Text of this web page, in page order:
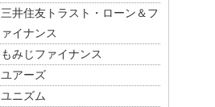
三井住友トラスト・ローン＆フ
ァイナンス
もみじファイナンス
ユアーズ
ユニズム